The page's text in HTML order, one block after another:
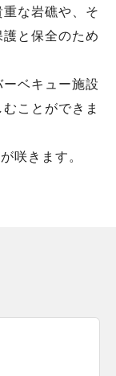
な岩礁や、そ
と保全のため
ベキュー施設
ことができま
咲きます。